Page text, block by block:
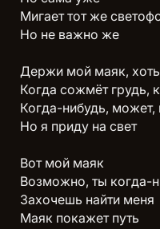
Мигает тот же
Но не важно же
Держи мой маяк,
Когда сожмёт грудь,
Когда-нибудь, может,
Но я приду на свет
Вот мой маяк
Возможно, ты когда-
Захочешь найти меня
Маяк покажет путь